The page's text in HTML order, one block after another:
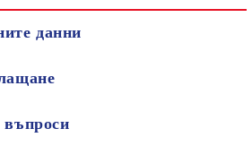
данни
въпроси